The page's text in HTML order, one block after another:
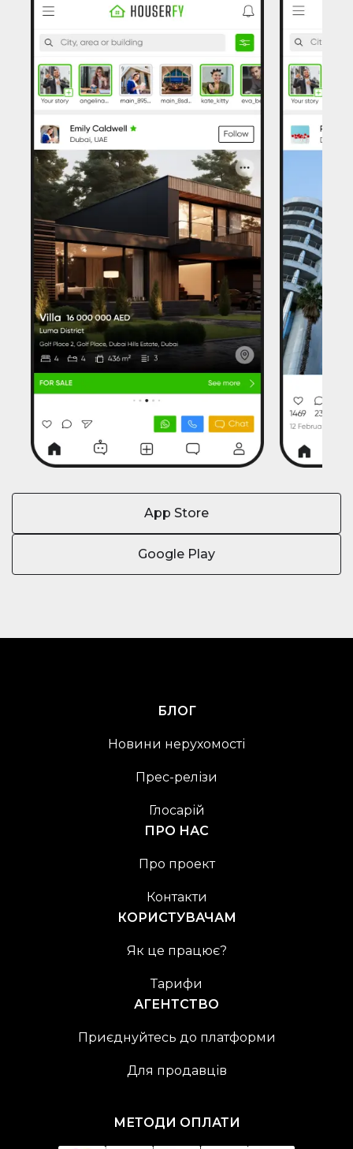
App Store
Google Play
БЛОГ
Новини нерухомості
Прес-релізи
Глосарій
ПРО НАС
Про проект
Контакти
КОРИСТУВАЧАМ
Як це працює?
Тарифи
АГЕНТСТВО
Приєднуйтесь до платформи
Для продавців
МЕТОДИ ОПЛАТИ